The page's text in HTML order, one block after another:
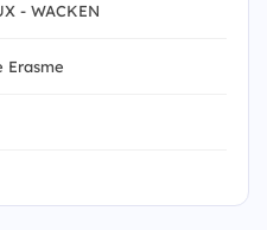
- WACKEN
Erasme